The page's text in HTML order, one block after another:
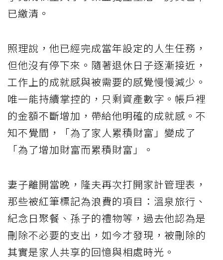
已繳清。
照理說，他已經完成當年設定的人生任務，
但他沒有停下來。隨著退休日子逐漸接近，
工作上的成就感與被需要的感覺慢慢減少。
唯一能持續掌控的，只剩資產數字。帳戶裡
的金額不斷增加，帶給他明確的成就感。不
知不覺間，「為了家人累積財富」變成了
「為了增加財富而累積財富」。
妻子離開當晚，隆夫再次打開家計管理表，
那些被紅筆標記為浪費的項目：溫泉旅行、
紀念日聚餐、孫子的禮物等，過去他認為是
刪除不必要的支出，如今才發現，被刪除的
其實是家人共享的回憶與相處時光。